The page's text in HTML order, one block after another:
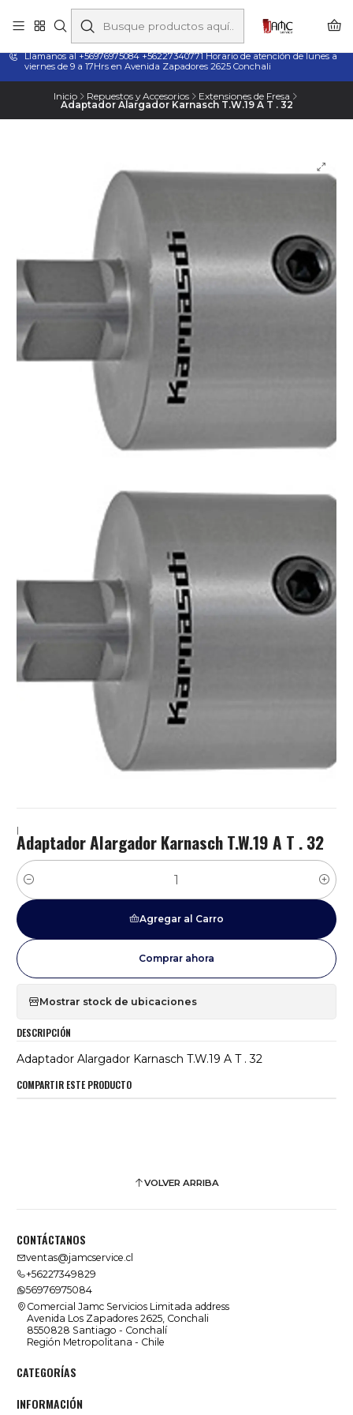
Taladros Magnéticos en Chile | Venta, Arriendo y Servicio
Técnico
Llamanos al +56976975084 +56227340771 Horario de atención de lunes a
viernes de 9 a 17Hrs en Avenida Zapadores 2625 Conchali
Inicio Repuestos y Accesorios Extensiones de Fresa
Adaptador Alargador Karnasch T.W.19 A T . 32
|
Adaptador Alargador Karnasch T.W.19 A T . 32
Cantidad
Agregar al Carro
Comprar ahora
Mostrar stock de ubicaciones
DESCRIPCIÓN
Adaptador Alargador Karnasch T.W.19 A T . 32
COMPARTIR ESTE PRODUCTO
VOLVER ARRIBA
CONTÁCTANOS
ventas@jamcservice.cl
+56227349829
56976975084
Comercial Jamc Servicios Limitada address
Avenida Los Zapadores 2625, Conchali
8550828 Santiago - Conchalí
Región Metropolitana - Chile
CATEGORÍAS
INFORMACIÓN